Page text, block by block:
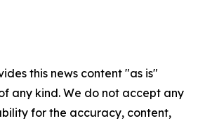
this news content "as is"
any kind. We do not accept any
for the accuracy, content,